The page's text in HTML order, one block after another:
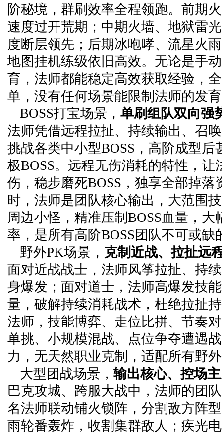
阶秘境，群刷效率全程领跑。前期
速度过开荒期；中期火墙、地狱雷
度断层领先；后期冰咆哮、流星火
地图挂机练级依旧高效。无论是手
育，法师都能稳定高效获取经验，
单，没有任何场景能限制法师的发
BOSS打宝场景， 单刷组队双向强
法师凭借远程拉扯、持续输出、召
挑战各类中小型BOSS，高阶成型后
极BOSS。远程无伤消耗的特性，让
伤，稳步磨死BOSS，独享全部掉落
时，法师是团队核心输出，大范围
周边小怪，精准压制BOSS血量，大
率，是所有高阶BOSS团队不可或缺
野外PK场景， 克制近战、拉扯远
面对近战战士，法师风筝拉扯、持
身爆发；面对道士，法师高爆发技
量，破解持续消耗战术，杜绝拉扯
法师，技能博弈、走位比拼、节奏
单挑、小规模混战、点位争夺遭遇
力，无天然职业克制，适配所有野
大型团战场景， 输出核心、控场
巴克攻城、跨服大战中，法师的团
名法师联动铺火锁阵，分割敌方阵
雨轮番轰炸，收割集群敌人；疾光